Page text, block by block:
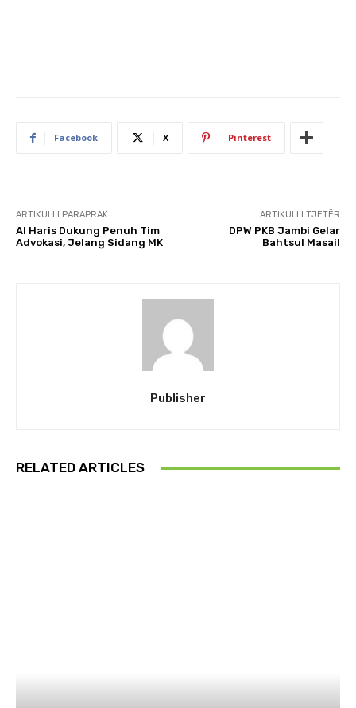
Facebook X Pinterest
ARTIKULLI PARAPRAK
Al Haris Dukung Penuh Tim
Advokasi, Jelang Sidang MK
ARTIKULLI TJETËR
DPW PKB Jambi Gelar
Bahtsul Masail
Publisher
RELATED ARTICLES